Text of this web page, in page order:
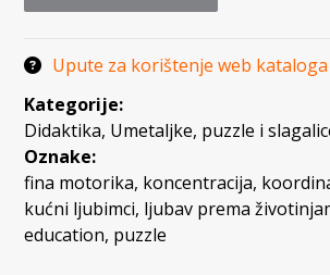
Upute za korištenje web kataloga
Kategorije:
Didaktika, Umetaljke, puzzle i
Oznake:
fina motorika, koncentracija,
kućni ljubimci, ljubav prema
education, puzzle